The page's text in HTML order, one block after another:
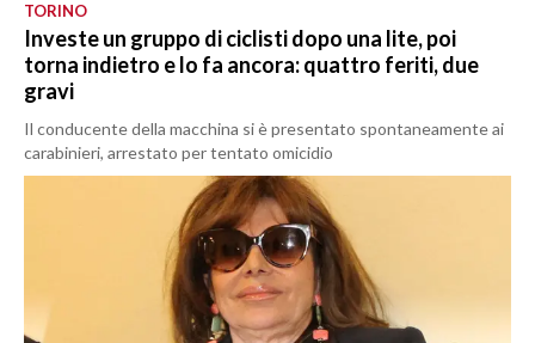
TORINO
Investe un gruppo di ciclisti dopo una lite, poi
torna indietro e lo fa ancora: quattro feriti, due
gravi
Il conducente della macchina si è presentato spontaneamente ai
carabinieri, arrestato per tentato omicidio